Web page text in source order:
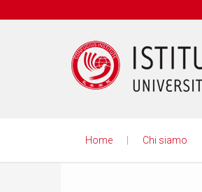
Home Chi siamo